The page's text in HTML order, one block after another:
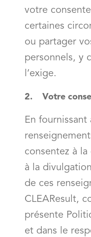
votre
certaines
ou partager
personnels, y
l’exige.
2. Votre
En fournissant
consentez à
à la
de ces
CLEAResult,
présente
et dans le